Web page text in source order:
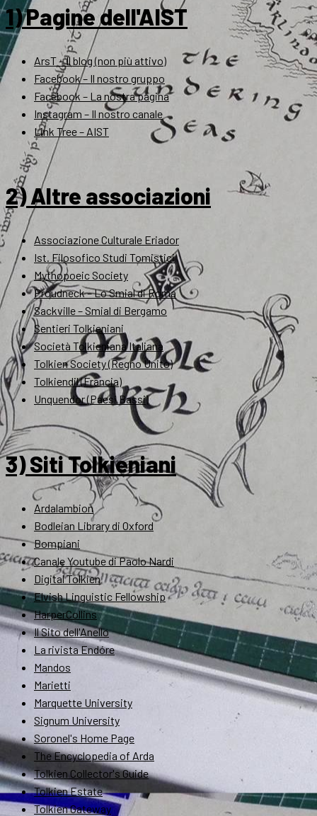
1) Pagine dell'AIST
ArsT – Il blog (non più attivo)
Facebook – Il nostro gruppo
Facebook – La nostra pagina
Instagram – Il nostro canale
Link Tree – AIST
2) Altre associazioni
Associazione Culturale Eriador
Ist. Filosofico Studi Tomistici
Mythopoeic Society
Proudneck – Lo Smial di Roma
Sackville – Smial di Bergamo
Sentieri Tolkieniani
Società Tolkieniana Italiana
Tolkien Society (Regno Unito)
Tolkiendil (Francia)
Unquendor (Paesi Bassi)
3) Siti Tolkieniani
Ardalambion
Bodleian Library di Oxford
Bompiani
Canale Youtube di Paolo Nardi
Digital Tolkien
Elvish Linguistic Fellowship
HarperCollins
Il Sito dell'Anello
La rivista Endóre
Mandos
Marietti
Marquette University
Signum University
Soronel's Home Page
The Encyclopedia of Arda
Tolkien Collector's Guide
Tolkien Estate
Tolkien Gateway